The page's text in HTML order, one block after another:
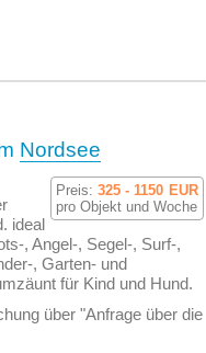
Nordsee
Preis: 325 - 1150 EUR
pro Objekt und Woche
ideal
, Angel-, Segel-, Surf-,
, Garten- und
für Kind und Hund.
über "Anfrage über die